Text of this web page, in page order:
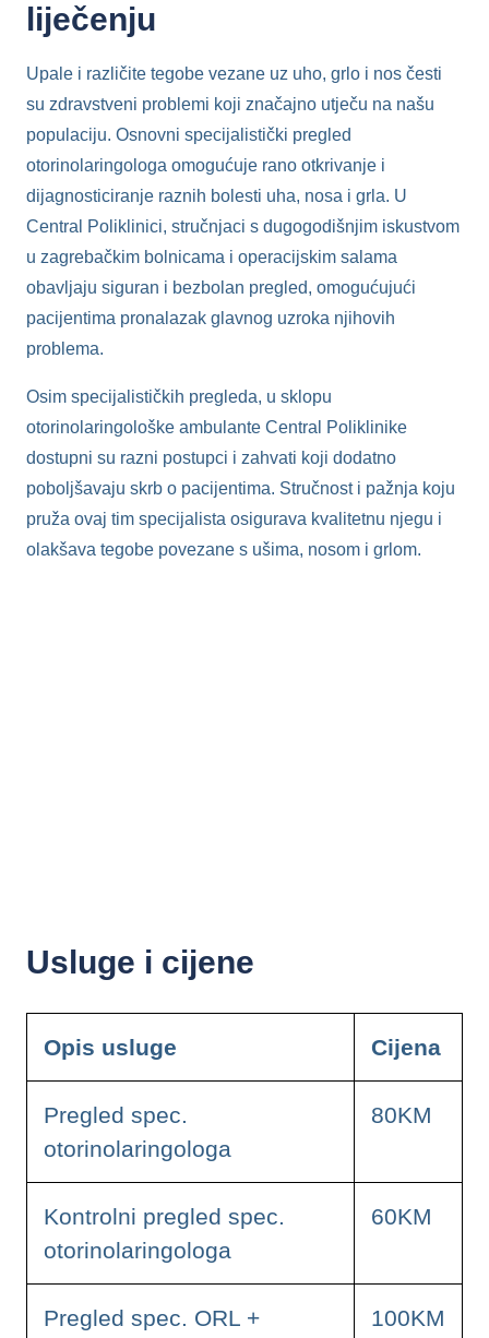
liječenju
Upale i različite tegobe vezane uz uho, grlo i nos česti
su zdravstveni problemi koji značajno utječu na našu
populaciju. Osnovni specijalistički pregled
otorinolaringologa omogućuje rano otkrivanje i
dijagnosticiranje raznih bolesti uha, nosa i grla. U
Central Poliklinici, stručnjaci s dugogodišnjim iskustvom
u zagrebačkim bolnicama i operacijskim salama
obavljaju siguran i bezbolan pregled, omogućujući
pacijentima pronalazak glavnog uzroka njihovih
problema.
Osim specijalističkih pregleda, u sklopu
otorinolaringološke ambulante Central Poliklinike
dostupni su razni postupci i zahvati koji dodatno
poboljšavaju skrb o pacijentima. Stručnost i pažnja koju
pruža ovaj tim specijalista osigurava kvalitetnu njegu i
olakšava tegobe povezane s ušima, nosom i grlom.
Usluge i cijene
Opis usluge Cijena
Pregled spec.
otorinolaringologa
80KM
Kontrolni pregled spec.
otorinolaringologa
60KM
Pregled spec. ORL +
100KM